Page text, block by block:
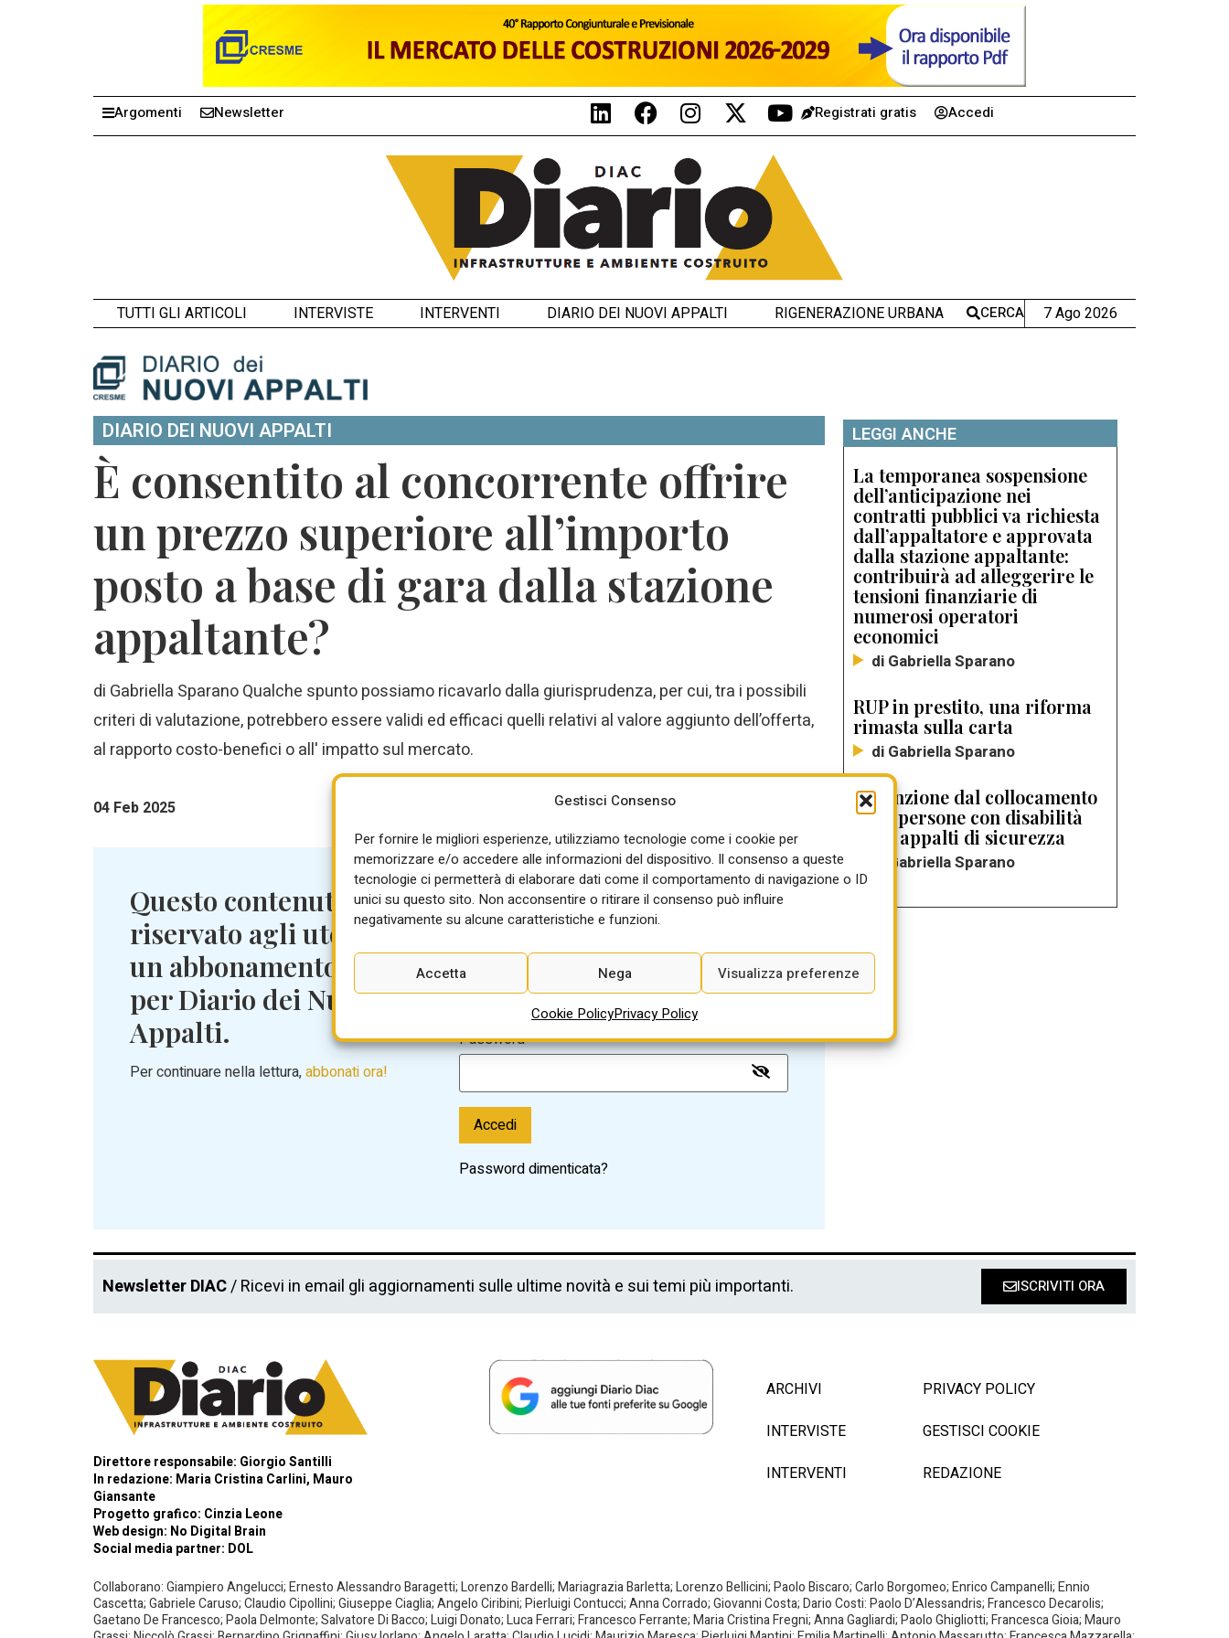
Gestisci Consenso
Per fornire le migliori esperienze, utilizziamo tecnologie come i cookie per
memorizzare e/o accedere alle informazioni del dispositivo. Il consenso a queste
tecnologie ci permetterà di elaborare dati come il comportamento di navigazione o ID
unici su questo sito. Non acconsentire o ritirare il consenso può influire
negativamente su alcune caratteristiche e funzioni.
Accetta Nega Visualizza preferenze
Cookie PolicyPrivacy Policy
Argomenti Newsletter Registrati gratis Accedi
TUTTI GLI ARTICOLI INTERVISTE INTERVENTI DIARIO DEI NUOVI APPALTI RIGENERAZIONE URBANA CERCA 7 Ago 2026
DIARIO DEI NUOVI APPALTI
È consentito al concorrente offrire
un prezzo superiore all’importo
posto a base di gara dalla stazione
appaltante?
di Gabriella Sparano Qualche spunto possiamo ricavarlo dalla giurisprudenza, per cui, tra i possibili
criteri di valutazione, potrebbero essere validi ed efficaci quelli relativi al valore aggiunto dell’offerta,
al rapporto costo-benefici o all' impatto sul mercato.
04 Feb 2025 Condividi:
Questo contenuto è
riservato agli utenti con
un abbonamento attivo
per Diario dei Nuovi
Appalti.
Per continuare nella lettura,abbonati ora!
Sei già registrato? Accedi per
leggere l'articolo:
Nome utente o indirizzo email
Password
Accedi
Password dimenticata?
LEGGI ANCHE
La temporanea sospensione
dell’anticipazione nei
contratti pubblici va richiesta
dall’appaltatore e approvata
dalla stazione appaltante:
contribuirà ad alleggerire le
tensioni finanziarie di
numerosi operatori
economici
di Gabriella Sparano
RUP in prestito, una riforma
rimasta sulla carta
di Gabriella Sparano
L’esenzione dal collocamento
delle persone con disabilità
negli appalti di sicurezza
di Gabriella Sparano
Newsletter DIAC/ Ricevi in email gli aggiornamenti sulle ultime novità e sui temi più importanti. ISCRIVITI ORA
Direttore responsabile: Giorgio Santilli
In redazione: Maria Cristina Carlini, Mauro
Giansante
Progetto grafico: Cinzia Leone
Web design: No Digital Brain
Social media partner: DOL
ARCHIVI
INTERVISTE
INTERVENTI
PRIVACY POLICY
GESTISCI COOKIE
REDAZIONE
Collaborano: Giampiero Angelucci; Ernesto Alessandro Baragetti; Lorenzo Bardelli; Mariagrazia Barletta; Lorenzo Bellicini; Paolo Biscaro; Carlo Borgomeo; Enrico Campanelli; Ennio
Cascetta; Gabriele Caruso; Claudio Cipollini; Giuseppe Ciaglia; Angelo Ciribini; Pierluigi Contucci; Anna Corrado; Giovanni Costa; Dario Costi: Paolo D’Alessandris; Francesco Decarolis;
Gaetano De Francesco; Paola Delmonte; Salvatore Di Bacco; Luigi Donato; Luca Ferrari; Francesco Ferrante; Maria Cristina Fregni; Anna Gagliardi; Paolo Ghigliotti; Francesca Gioia; Mauro